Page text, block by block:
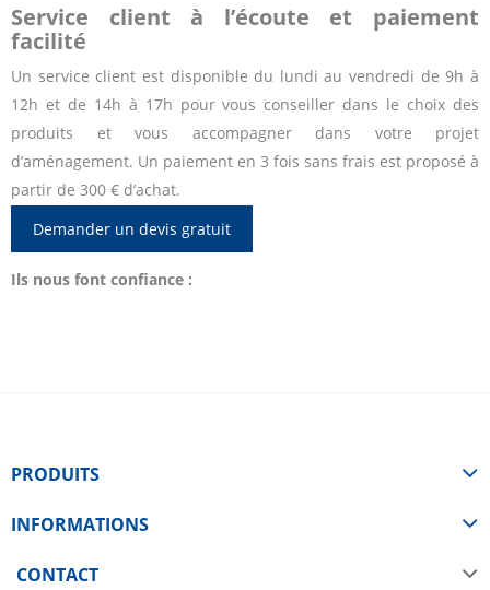
Service client à l’écoute et paiement
facilité
Un service client est disponible du lundi au vendredi de 9h à
12h et de 14h à 17h pour vous conseiller dans le choix des
produits et vous accompagner dans votre projet
d’aménagement. Un paiement en 3 fois sans frais est proposé à
partir de 300 € d’achat.
Demander un devis gratuit
Ils nous font confiance :
PRODUITS
INFORMATIONS
CONTACT